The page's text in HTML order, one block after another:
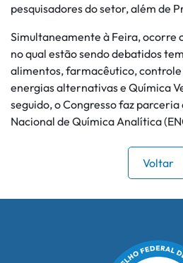
pesquisadores do setor, além de
Simultaneamente à Feira, ocorre
no qual estão sendo debatidos
alimentos, farmacêutico, controle
energias alternativas e Química
seguido, o Congresso faz
Nacional de Química Analítica
Voltar